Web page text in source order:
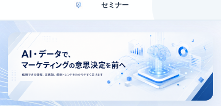
セミナー